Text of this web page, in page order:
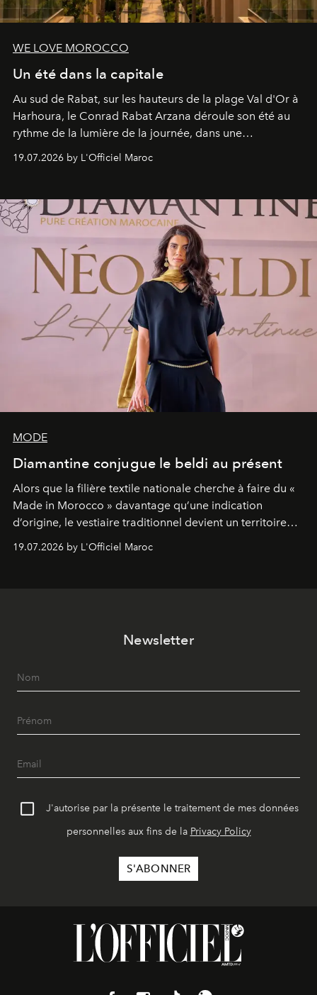
WE LOVE MOROCCO
Un été dans la capitale
Au sud de Rabat, sur les hauteurs de la plage Val d'Or à
Harhoura, le Conrad Rabat Arzana déroule son été au
rythme de la lumière de la journée, dans une
programmation pensée comme une succession de
rendez-vous avec l’océan.
19.07.2026 by L'Officiel Maroc
MODE
Diamantine conjugue le beldi au présent
Alors que la filière textile nationale cherche à faire du «
Made in Morocco » davantage qu’une indication
d’origine, le vestiaire traditionnel devient un territoire
d’expérimentation. Avec Néo Beldi, Diamantine en
révise les proportions et les usages pour l’inscrire dans
19.07.2026 by L'Officiel Maroc
Newsletter
J'autorise par la présente le traitement de mes données
personnelles aux fins de la Privacy Policy